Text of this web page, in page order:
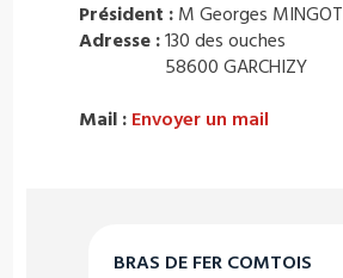
BRAS DE FER COMTOIS
Président : M Georges MINGOT
Adresse :130 des ouches
58600 GARCHIZY
Mail : Envoyer un mail